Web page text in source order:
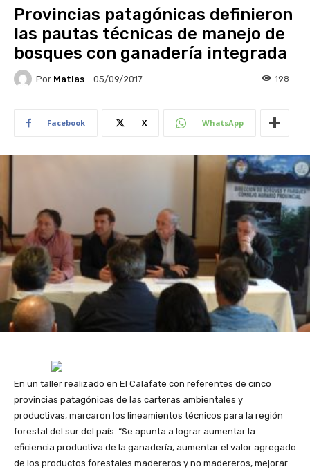
Provincias patagónicas definieron
las pautas técnicas de manejo de
bosques con ganadería integrada
Por Matias 05/09/2017 198
Facebook X WhatsApp
En un taller realizado en El Calafate con referentes de cinco
provincias patagónicas de las carteras ambientales y
productivas, marcaron los lineamientos técnicos para la región
forestal del sur del país. “Se apunta a lograr aumentar la
eficiencia productiva de la ganadería, aumentar el valor agregado
de los productos forestales madereros y no madereros, mejorar